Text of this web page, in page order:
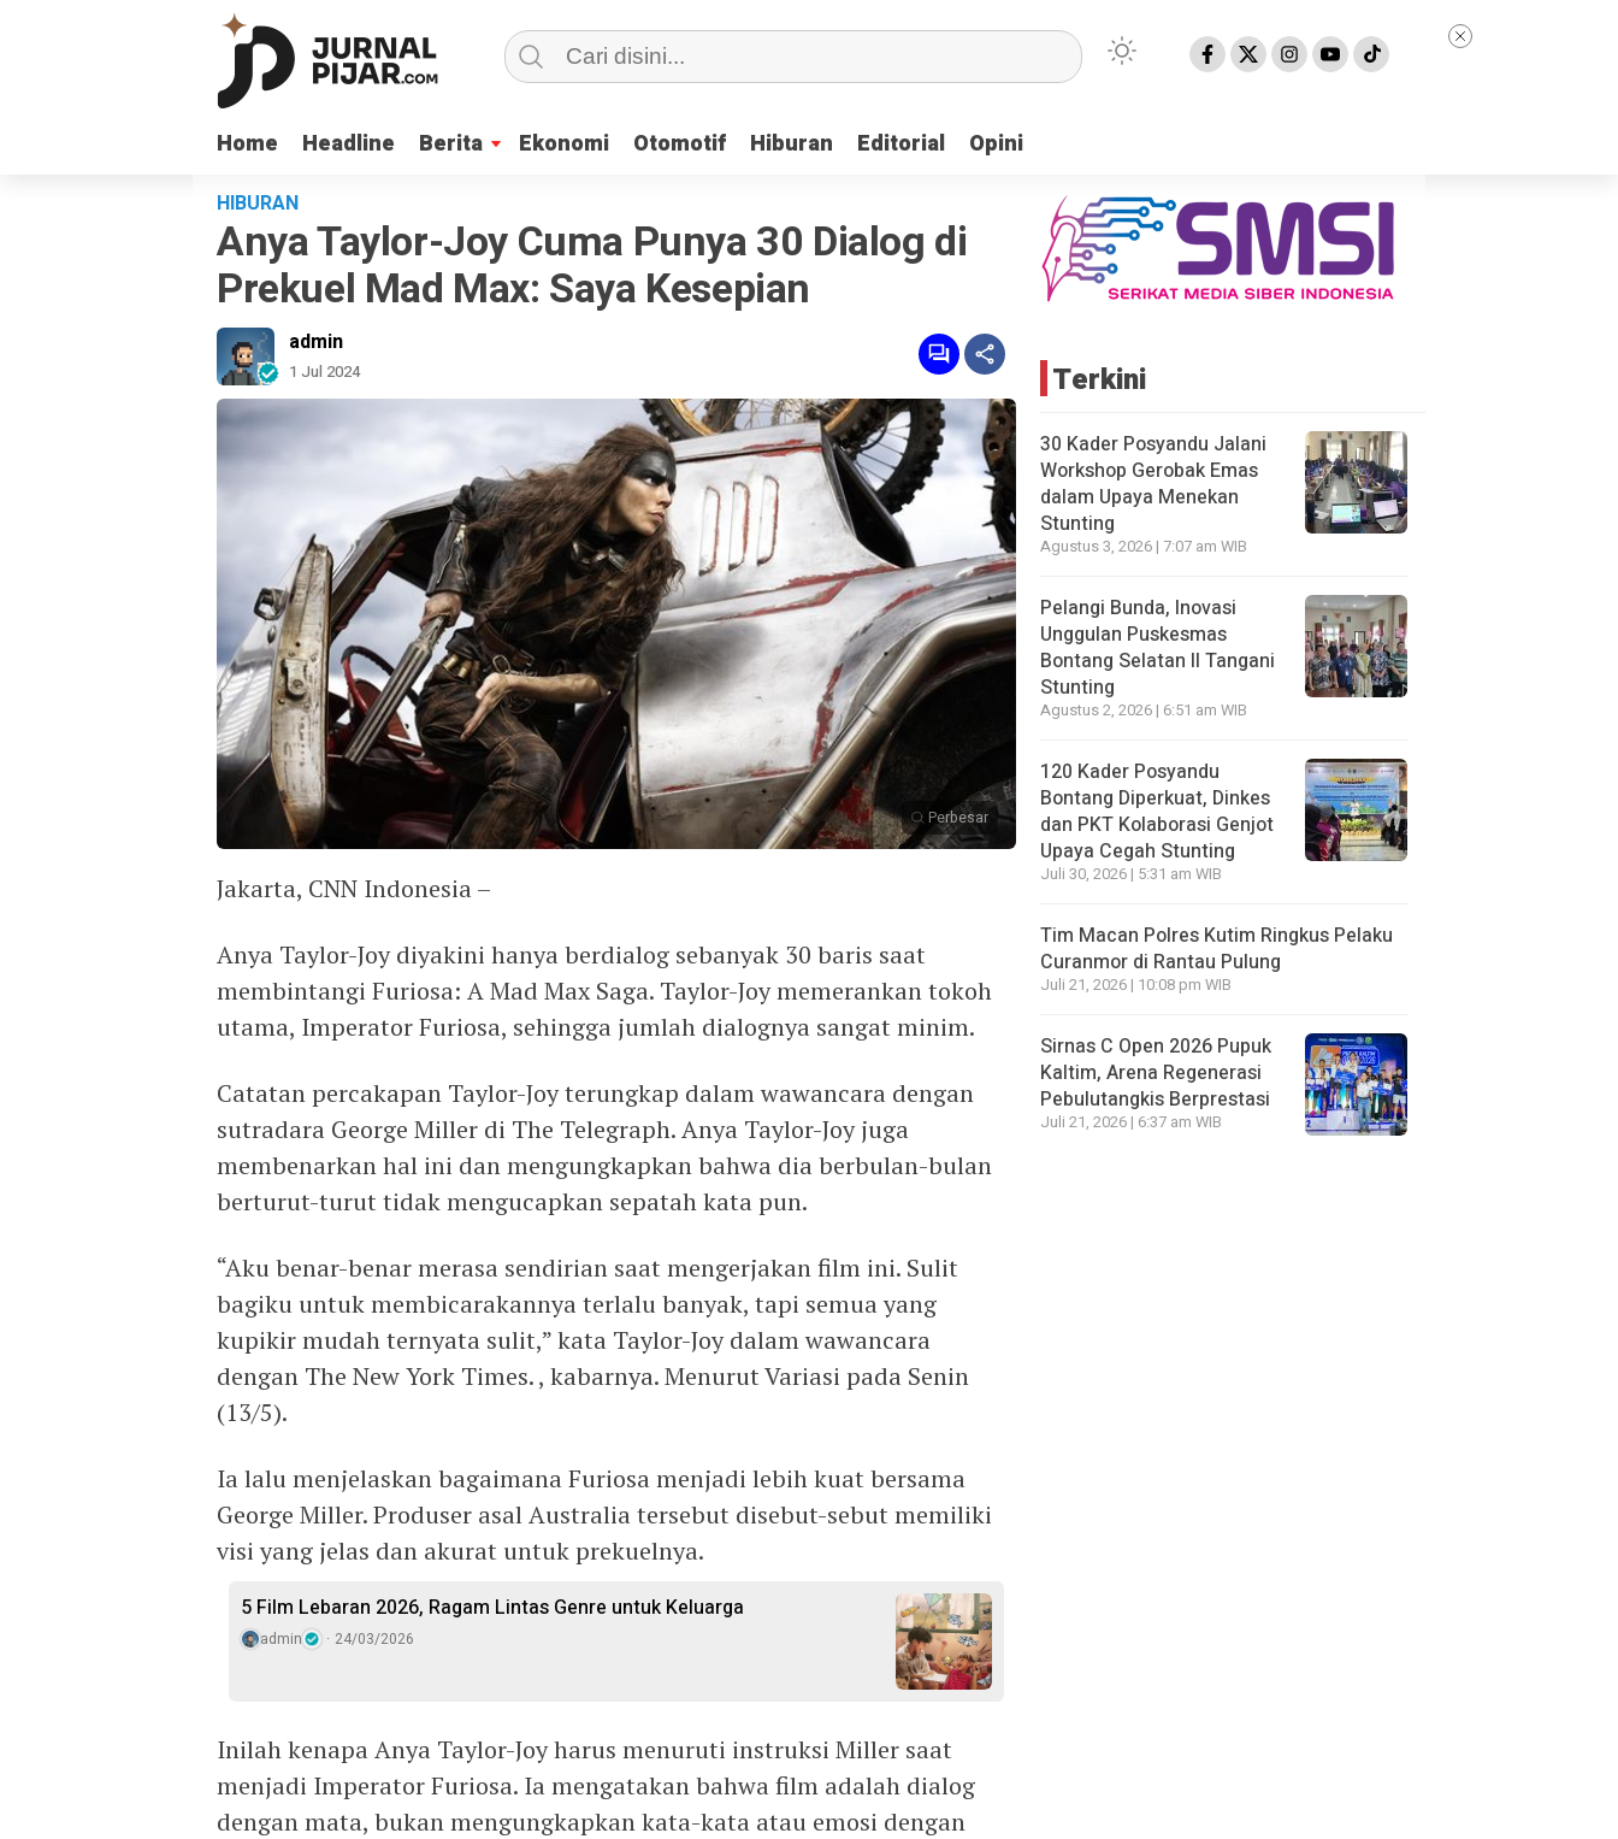
Home Headline Berita Ekonomi Otomotif Hiburan Editorial Opini
Home Headline Berita Ekonomi Otomotif Hiburan Editorial Opini
HIBURAN
Anya Taylor-Joy Cuma Punya 30 Dialog di
Prekuel Mad Max: Saya Kesepian
admin
1 Jul 2024
Perbesar
Jakarta, CNN Indonesia –
Anya Taylor-Joy diyakini hanya berdialog sebanyak 30 baris saat
membintangi Furiosa: A Mad Max Saga. Taylor-Joy memerankan tokoh
utama, Imperator Furiosa, sehingga jumlah dialognya sangat minim.
Catatan percakapan Taylor-Joy terungkap dalam wawancara dengan
sutradara George Miller di The Telegraph. Anya Taylor-Joy juga
membenarkan hal ini dan mengungkapkan bahwa dia berbulan-bulan
berturut-turut tidak mengucapkan sepatah kata pun.
“Aku benar-benar merasa sendirian saat mengerjakan film ini. Sulit
bagiku untuk membicarakannya terlalu banyak, tapi semua yang
kupikir mudah ternyata sulit,” kata Taylor-Joy dalam wawancara
dengan The New York Times. , kabarnya. Menurut Variasi pada Senin
(13/5).
Ia lalu menjelaskan bagaimana Furiosa menjadi lebih kuat bersama
George Miller. Produser asal Australia tersebut disebut-sebut memiliki
visi yang jelas dan akurat untuk prekuelnya.
5 Film Lebaran 2026, Ragam Lintas Genre untuk Keluarga
admin 24/03/2026
Inilah kenapa Anya Taylor-Joy harus menuruti instruksi Miller saat
menjadi Imperator Furiosa. Ia mengatakan bahwa film adalah dialog
dengan mata, bukan mengungkapkan kata-kata atau emosi dengan
Terkini
30 Kader Posyandu Jalani
Workshop Gerobak Emas
dalam Upaya Menekan
Stunting
Agustus 3, 2026 | 7:07 am WIB
Pelangi Bunda, Inovasi
Unggulan Puskesmas
Bontang Selatan II Tangani
Stunting
Agustus 2, 2026 | 6:51 am WIB
120 Kader Posyandu
Bontang Diperkuat, Dinkes
dan PKT Kolaborasi Genjot
Upaya Cegah Stunting
Juli 30, 2026 | 5:31 am WIB
Tim Macan Polres Kutim Ringkus Pelaku
Curanmor di Rantau Pulung
Juli 21, 2026 | 10:08 pm WIB
Sirnas C Open 2026 Pupuk
Kaltim, Arena Regenerasi
Pebulutangkis Berprestasi
Juli 21, 2026 | 6:37 am WIB